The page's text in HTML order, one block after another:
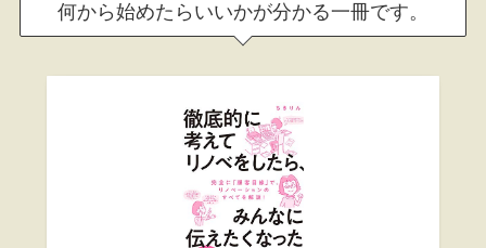
何から始めたらいいかが分かる一冊です。